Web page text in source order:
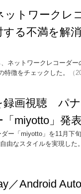
トワークレ
る不満を解
ネットワークレコーダ
徴をチェックした。
（
録画視聴 パ
miyotto」発
ー「miyotto」を11月下
由なスタイルを実現した
／Android